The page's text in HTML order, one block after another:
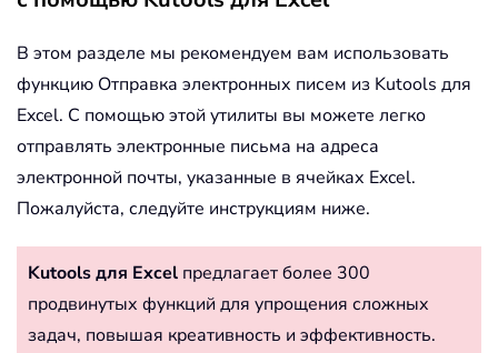
В этом разделе мы рекомендуем вам использовать
функцию Отправка электронных писем из Kutools для
Excel. С помощью этой утилиты вы можете легко
отправлять электронные письма на адреса
электронной почты, указанные в ячейках Excel.
Пожалуйста, следуйте инструкциям ниже.
Kutools для Excel предлагает более 300
продвинутых функций для упрощения сложных
задач, повышая креативность и эффективность.